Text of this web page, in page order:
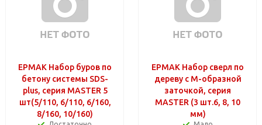
ЕРМАК Набор буров по
бетону системы SDS-
plus, серия MASTER 5
шт(5/110, 6/110, 6/160,
8/160, 10/160)
ЕРМАК Набор сверл по
дереву с М-образной
заточкой, серия
MASTER (3 шт.6, 8, 10
мм)